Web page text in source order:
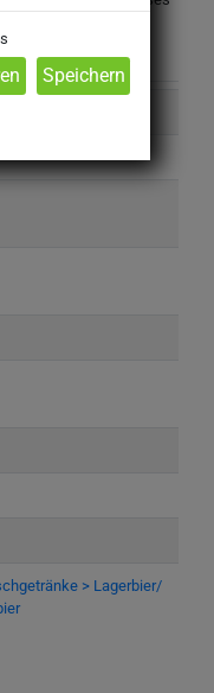
haben.
> Lagerbier/